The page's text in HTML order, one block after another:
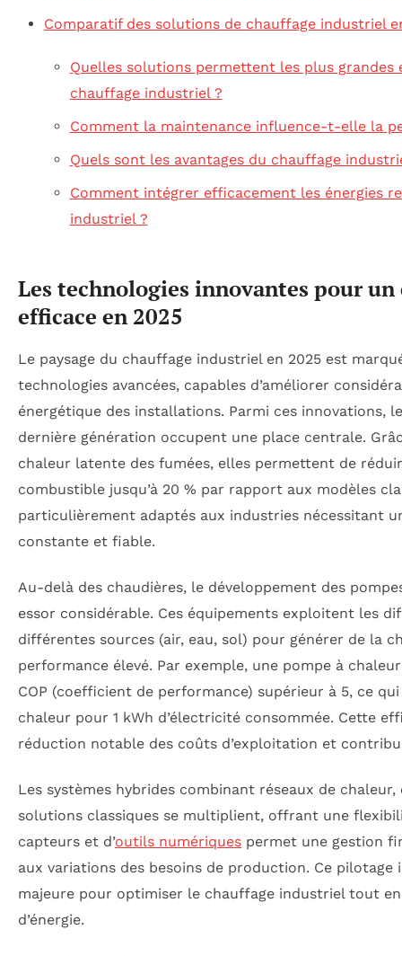
Comparatif des solutions de chauffage industriel
Quelles solutions permettent les plus grandes
chauffage industriel ?
Comment la maintenance influence-t-elle la
Quels sont les avantages du chauffage
Comment intégrer efficacement les énergies
industriel ?
Les technologies innovantes pour
efficace en 2025
Le paysage du chauffage industriel en 2025 est
technologies avancées, capables d’améliorer
énergétique des installations. Parmi ces innovations,
dernière génération occupent une place centrale.
chaleur latente des fumées, elles permettent de
combustible jusqu’à 20 % par rapport aux modèles
particulièrement adaptés aux industries nécessitant
constante et fiable.
Au-delà des chaudières, le développement des
essor considérable. Ces équipements exploitent les
différentes sources (air, eau, sol) pour générer de la
performance élevé. Par exemple, une pompe à
COP (coefficient de performance) supérieur à 5, ce
chaleur pour 1 kWh d’électricité consommée. Cette
réduction notable des coûts d’exploitation et
Les systèmes hybrides combinant réseaux de
solutions classiques se multiplient, offrant une
capteurs et d’outils numériques permet une gestion
aux variations des besoins de production. Ce
majeure pour optimiser le chauffage industriel tout
d’énergie.